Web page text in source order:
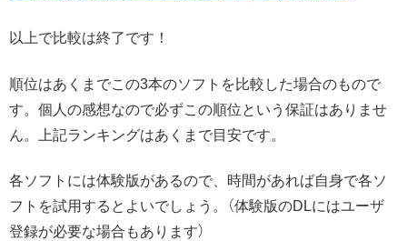
以上で比較は終了です！
順位はあくまでこの3本のソフトを比較した場合のもので
す。個人の感想なので必ずこの順位という保証はありませ
ん。上記ランキングはあくまで目安です。
各ソフトには体験版があるので、時間があれば自身で各ソ
フトを試用するとよいでしょう。（体験版のDLにはユーザ
登録が必要な場合もあります）